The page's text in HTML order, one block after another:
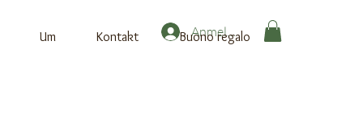
Anmelden
Um Kontakt Buono regalo